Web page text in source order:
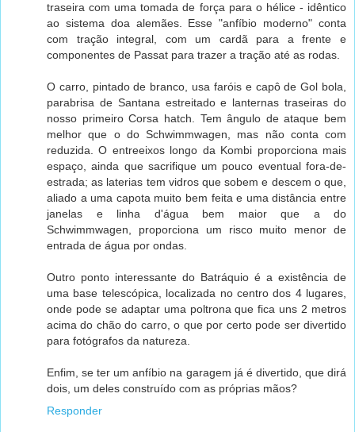
traseira com uma tomada de força para o hélice - idêntico
ao sistema doa alemães. Esse "anfíbio moderno" conta
com tração integral, com um cardã para a frente e
componentes de Passat para trazer a tração até as rodas.
O carro, pintado de branco, usa faróis e capô de Gol bola,
parabrisa de Santana estreitado e lanternas traseiras do
nosso primeiro Corsa hatch. Tem ângulo de ataque bem
melhor que o do Schwimmwagen, mas não conta com
reduzida. O entreeixos longo da Kombi proporciona mais
espaço, ainda que sacrifique um pouco eventual fora-de-
estrada; as laterias tem vidros que sobem e descem o que,
aliado a uma capota muito bem feita e uma distância entre
janelas e linha d'água bem maior que a do
Schwimmwagen, proporciona um risco muito menor de
entrada de água por ondas.
Outro ponto interessante do Batráquio é a existência de
uma base telescópica, localizada no centro dos 4 lugares,
onde pode se adaptar uma poltrona que fica uns 2 metros
acima do chão do carro, o que por certo pode ser divertido
para fotógrafos da natureza.
Enfim, se ter um anfíbio na garagem já é divertido, que dirá
dois, um deles construído com as próprias mãos?
Responder